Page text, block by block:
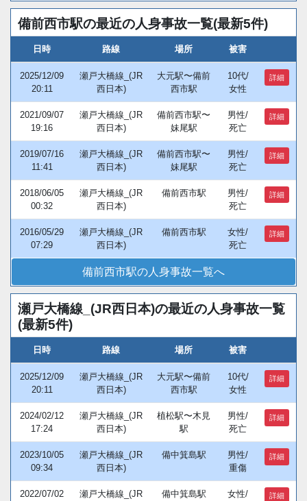
備前西市駅の最近の人身事故一覧(最新5件)
日時 路線 場所 被害
2025/12/09
20:11
瀬戸大橋線_(JR
西日本)
大元駅〜備前
西市駅
10代/
女性
詳細
2021/09/07
19:16
瀬戸大橋線_(JR
西日本)
備前西市駅〜
妹尾駅
男性/
死亡
詳細
2019/07/16
11:41
瀬戸大橋線_(JR
西日本)
備前西市駅〜
妹尾駅
男性/
死亡
詳細
2018/06/05
00:32
瀬戸大橋線_(JR
西日本)
備前西市駅
男性/
死亡
詳細
2016/05/29
07:29
瀬戸大橋線_(JR
西日本)
備前西市駅
女性/
死亡
詳細
備前西市駅の人身事故一覧へ
瀬戸大橋線_(JR西日本)の最近の人身事故一覧
(最新5件)
日時 路線 場所 被害
2025/12/09
20:11
瀬戸大橋線_(JR
西日本)
大元駅〜備前
西市駅
10代/
女性
詳細
2024/02/12
17:24
瀬戸大橋線_(JR
西日本)
植松駅〜木見
駅
男性/
死亡
詳細
2023/10/05
09:34
瀬戸大橋線_(JR
西日本)
備中箕島駅
男性/
重傷
詳細
2022/07/02
瀬戸大橋線_(JR
備中箕島駅
女性/
詳細